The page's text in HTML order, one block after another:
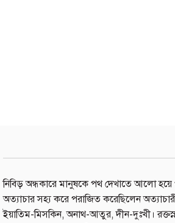
নিবিড় অন্ধকারে মানুষকে পথ দেখাতে আলো হয়ে
অত্যাচার সহ্য করে পরাজিত করেছিলেন
ইয়াতিম-মিসকিন, অনাথ-আতুর, দীন-দুঃখী।